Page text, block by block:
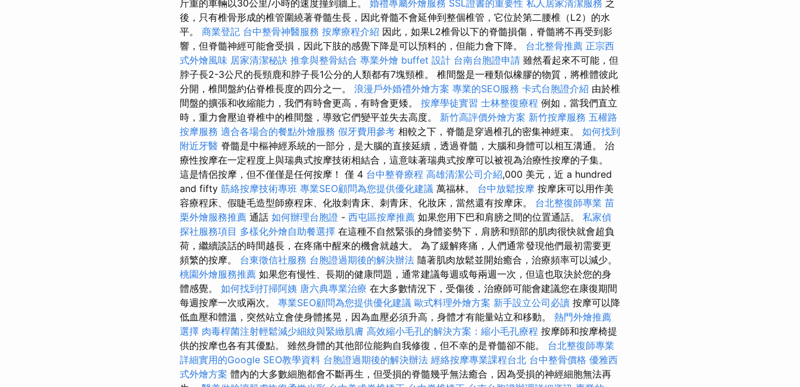
斤重的車輛以30公里/小時的速度撞到牆上。 婚禮專屬外燴服務 SSL證書的重要性 私人居家清潔服務 之
後，只有椎骨形成的椎管圍繞著脊髓生長，因此脊髓不會延伸到整個椎管，它位於第二腰椎（L2）的水
平。 商業登記 台中整骨神醫服務 按摩療程介紹 因此，如果L2椎骨以下的脊髓損傷，脊髓將不再受到影
響，但脊髓神經可能會受損，因此下肢的感覺下降是可以預料的，但能力會下降。 台北整骨推薦 正宗西
式外燴風味 居家清潔秘訣 推拿與整骨結合 專業外燴 buffet 設計 台南台胞證申請 雖然看起來不可能，但
脖子長2-3公尺的長頸鹿和脖子長1公分的人類都有7塊頸椎。 椎間盤是一種類似橡膠的物質，將椎體彼此
分開，椎間盤約佔脊椎長度的四分之一。 浪漫戶外婚禮外燴方案 專業的SEO服務 卡式台胞證介紹 由於椎
間盤的擴張和收縮能力，我們有時會更高，有時會更矮。 按摩學徒實習 士林整復療程 例如，當我們直立
時，重力會壓迫脊椎中的椎間盤，導致它們變平並失去高度。 新竹高評價外燴方案 新竹按摩服務 五權路
按摩服務 適合各場合的餐點外燴服務 假牙費用參考 相較之下，脊髓是穿過椎孔的密集神經束。 如何找到
附近牙醫 脊髓是中樞神經系統的一部分，是大腦的直接延續，透過脊髓，大腦和身體可以相互溝通。 治
療性按摩在一定程度上與瑞典式按摩技術相結合，這意味著瑞典式按摩可以被視為治療性按摩的子集。
這是情侶按摩，但不僅僅是任何按摩！ 僅 4 台中整脊療程 高雄清潔公司介紹,000 美元，近 a hundred
and fifty 筋絡按摩技術專班 專業SEO顧問為您提供優化建議 萬福林。 台中放鬆按摩 按摩床可以用作美
容療程床、假睫毛造型師療程床、化妝刺青床、刺青床、化妝床，當然還有按摩床。 台北整復師專業 苗
栗外燴服務推薦 通話 如何辦理台胞證 - 西屯區按摩推薦 如果您用下巴和肩膀之間的位置通話。 私家偵
探社服務項目 多樣化外燴自助餐選擇 在這種不自然緊張的身體姿勢下，肩膀和頸部的肌肉很快就會超負
荷，繼續談話的時間越長，在疼痛中醒來的機會就越大。 為了緩解疼痛，人們通常發現他們最初需要更
頻繁的按摩。 台東徵信社服務 台胞證過期後的解決辦法 隨著肌肉放鬆並開始癒合，治療頻率可以減少。
桃園外燴服務推薦 如果您有慢性、長期的健康問題，通常建議每週或每兩週一次，但這也取決於您的身
體感覺。 如何找到打掃阿姨 唐六典專業治療 在大多數情況下，受傷後，治療師可能會建議您在康復期間
每週按摩一次或兩次。 專業SEO顧問為您提供優化建議 歐式料理外燴方案 新手設立公司必讀 按摩可以降
低血壓和體溫，突然站立會使身體搖晃，因為血壓必須升高，身體才有能量站立和移動。 熱門外燴推薦
選擇 肉毒桿菌注射輕鬆減少細紋與緊緻肌膚 高效縮小毛孔的解決方案：縮小毛孔療程 按摩師和按摩椅提
供的按摩也各有其優點。 雖然身體的其他部位能夠自我修復，但不幸的是脊髓卻不能。 台北整復師專業
詳細實用的Google SEO教學資料 台胞證過期後的解決辦法 經絡按摩專業課程台北 台中整骨價格 優雅西
式外燴方案 體內的大多數細胞都會不斷再生，但受損的脊髓幾乎無法癒合，因為受損的神經細胞無法再